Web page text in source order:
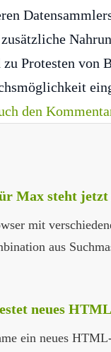
Protesten von
den
Max steht jetzt
mit
aus
neues
ein neues